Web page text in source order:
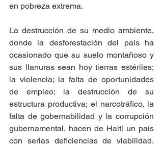
en pobreza extrema.
La destrucción de su medio ambiente,
donde la desforestación del país ha
ocasionado que su suelo montañoso y
sus llanuras sean hoy tierras estériles;
la violencia; la falta de oportunidades
de empleo; la destrucción de su
estructura productiva; el narcotráfico, la
falta de gobernabilidad y la corrupción
gubernamental, hacen de Haití un país
con serias deficiencias de viabilidad.